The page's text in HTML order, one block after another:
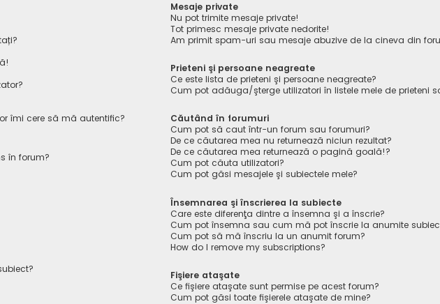
îmi cere să mă autentific?
în forum?
Mesaje private
Nu pot trimite mesaje private!
Tot primesc mesaje private nedorite!
Am primit spam-uri sau mesaje abuzive de la cineva din
Prieteni şi persoane neagreate
Ce este lista de prieteni şi persoane neagreate?
Cum pot adăuga/şterge utilizatori în listele mele de prieteni
Căutând în forumuri
Cum pot să caut într-un forum sau forumuri?
De ce căutarea mea nu returnează niciun rezultat?
De ce căutarea mea returnează o pagină goală!?
Cum pot căuta utilizatori?
Cum pot găsi mesajele şi subiectele mele?
Însemnarea şi înscrierea la subiecte
Care este diferenţa dintre a însemna şi a înscrie?
Cum pot însemna sau cum mă pot înscrie la anumite
Cum pot să mă înscriu la un anumit forum?
How do I remove my subscriptions?
Fişiere ataşate
Ce fişiere ataşate sunt permise pe acest forum?
Cum pot găsi toate fişierele ataşate de mine?